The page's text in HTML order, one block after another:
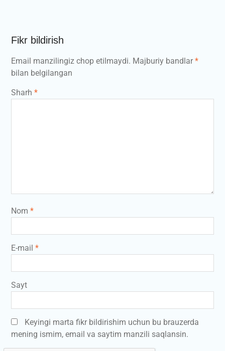
Fikr bildirish
Email manzilingiz chop etilmaydi. Majburiy bandlar*
bilan belgilangan
Sharh *
Nom *
E-mail *
Sayt
Keyingi marta fikr bildirishim uchun bu brauzerda
mening ismim, email va saytim manzili saqlansin.